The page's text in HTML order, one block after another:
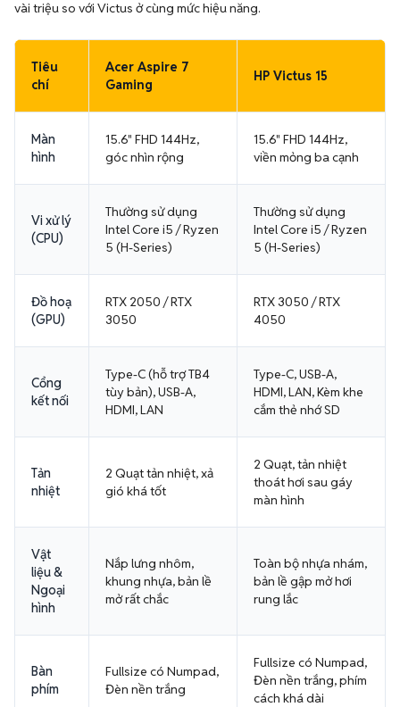
vài triệu so với Victus ở cùng mức hiệu năng.
Tiêu
chí
Acer Aspire 7
Gaming
HP Victus 15
Màn
hình
15.6" FHD 144Hz,
góc nhìn rộng
15.6" FHD 144Hz,
viền mỏng ba cạnh
Vi xử lý
(CPU)
Thường sử dụng
Intel Core i5 / Ryzen
5 (H-Series)
Thường sử dụng
Intel Core i5 / Ryzen
5 (H-Series)
Đồ hoạ
(GPU)
RTX 2050 / RTX
3050
RTX 3050 / RTX
4050
Cổng
kết nối
Type-C (hỗ trợ TB4
tùy bản), USB-A,
HDMI, LAN
Type-C, USB-A,
HDMI, LAN, Kèm khe
cắm thẻ nhớ SD
Tản
nhiệt
2 Quạt tản nhiệt, xả
gió khá tốt
2 Quạt, tản nhiệt
thoát hơi sau gáy
màn hình
Vật
liệu &
Ngoại
hình
Nắp lưng nhôm,
khung nhựa, bản lề
mở rất chắc
Toàn bộ nhựa nhám,
bản lề gập mở hơi
rung lắc
Bàn
phím
Fullsize có Numpad,
Đèn nền trắng
Fullsize có Numpad,
Đèn nền trắng, phím
cách khá dài